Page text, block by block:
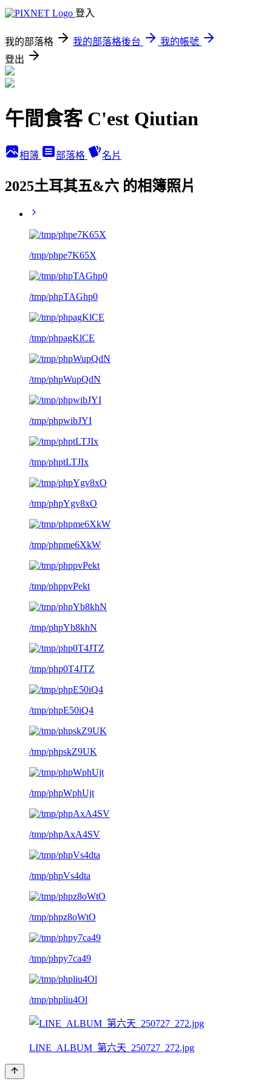
登入
我的部落格 我的部落格後台
我的帳號
登出
午間食客 C'est Qiutian
相簿 部落格 名片
2025土耳其五&六 的相簿照片
/tmp/phpe7K65X
/tmp/phpTAGhp0
/tmp/phpagKlCE
/tmp/phpWupQdN
/tmp/phpwibJYI
/tmp/phptLTJIx
/tmp/phpYgv8xO
/tmp/phpme6XkW
/tmp/phppvPekt
/tmp/phpYb8khN
/tmp/php0T4JTZ
/tmp/phpE50iQ4
/tmp/phpskZ9UK
/tmp/phpWphUjt
/tmp/phpAxA4SV
/tmp/phpVs4dta
/tmp/phpz8oWtO
/tmp/phpy7ca49
/tmp/phpliu4Ol
LINE_ALBUM_第六天_250727_272.jpg